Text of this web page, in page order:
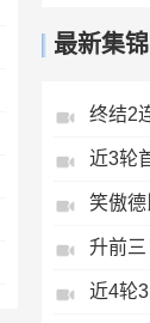
最新集锦